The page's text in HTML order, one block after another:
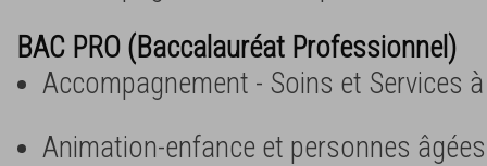
BAC PRO (Baccalauréat Professionnel)
Accompagnement - Soins et Services
Animation-enfance et personnes